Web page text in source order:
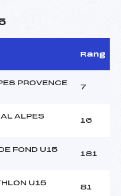
Rang
PROVENCE
7
ALPES
16
FOND U15
181
U15
81